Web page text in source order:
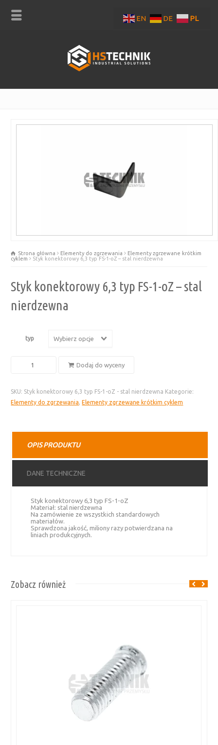
Strona główna Elementy do zgrzewania
Elementy zgrzewane krótkim
cyklem
Styk konektorowy 6,3 typ FS-1-oZ – stal nierdzewna
Styk konektorowy 6,3 typ FS-1-oZ – stal
nierdzewna
typ Wybierz opcje
6,3
typ
stal
Dodaj do wyceny
SKU: Styk konektorowy 6,3 typ FS-1-oZ - stal nierdzewna Kategorie:
Elementy do zgrzewania,Elementy zgrzewane krótkim cyklem
OPIS PRODUKTU
DANE TECHNICZNE
Styk konektorowy 6,3 typ FS-1-oZ
Materiał: stal nierdzewna
Na zamówienie ze wszystkich standardowych
materiałów.
Sprawdzona jakość, miliony razy potwierdzana na
liniach produkcyjnych.
Zobacz również
EN DE PL